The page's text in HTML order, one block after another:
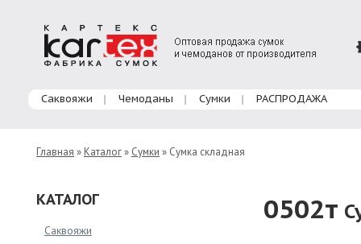
Главное меню
Саквояжи Чемоданы Сумки РАСПРОДАЖА
Главная » Каталог» Сумки » Сумка складная
КАТАЛОГ
Саквояжи
0502т